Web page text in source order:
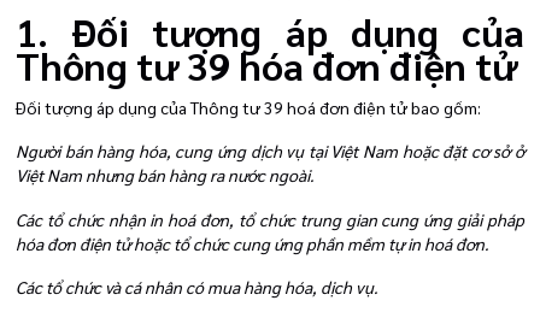
1. Đối tượng áp dụng của
Thông tư 39 hóa đơn điện tử
Đối tượng áp dụng của Thông tư 39 hoá đơn điện tử bao gồm:
Người bán hàng hóa, cung ứng dịch vụ tại Việt Nam hoặc đặt cơ sở ở
Việt Nam nhưng bán hàng ra nước ngoài.
Các tổ chức nhận in hoá đơn, tổ chức trung gian cung ứng giải pháp
hóa đơn điện tử hoặc tổ chức cung ứng phần mềm tự in hoá đơn.
Các tổ chức và cá nhân có mua hàng hóa, dịch vụ.